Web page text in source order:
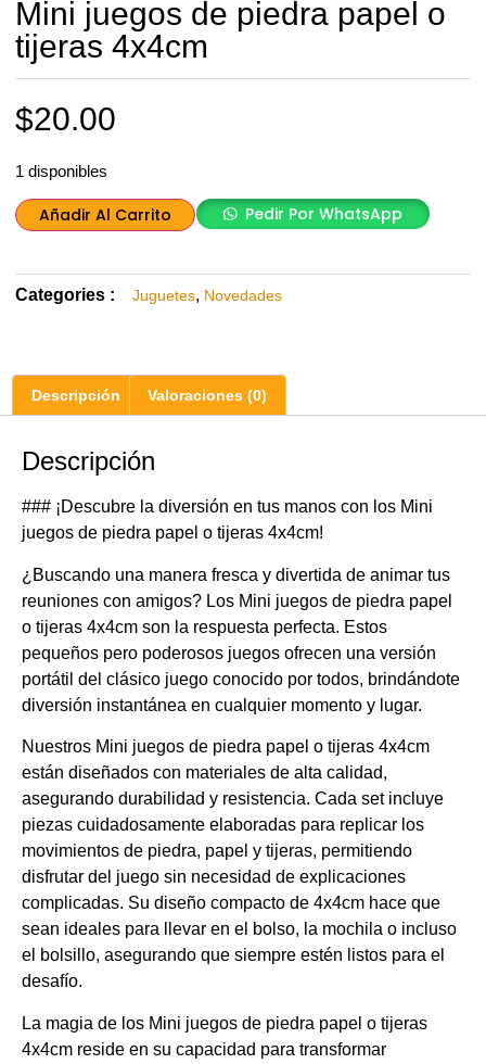
Mini juegos de piedra papel o
tijeras 4x4cm
$20.00
1 disponibles
Añadir Al Carrito Pedir Por WhatsApp
Categories : Juguetes, Novedades
Descripción Valoraciones (0)
Descripción
### ¡Descubre la diversión en tus manos con los Mini
juegos de piedra papel o tijeras 4x4cm!
¿Buscando una manera fresca y divertida de animar tus
reuniones con amigos? Los Mini juegos de piedra papel
o tijeras 4x4cm son la respuesta perfecta. Estos
pequeños pero poderosos juegos ofrecen una versión
portátil del clásico juego conocido por todos, brindándote
diversión instantánea en cualquier momento y lugar.
Nuestros Mini juegos de piedra papel o tijeras 4x4cm
están diseñados con materiales de alta calidad,
asegurando durabilidad y resistencia. Cada set incluye
piezas cuidadosamente elaboradas para replicar los
movimientos de piedra, papel y tijeras, permitiendo
disfrutar del juego sin necesidad de explicaciones
complicadas. Su diseño compacto de 4x4cm hace que
sean ideales para llevar en el bolso, la mochila o incluso
el bolsillo, asegurando que siempre estén listos para el
desafío.
La magia de los Mini juegos de piedra papel o tijeras
4x4cm reside en su capacidad para transformar